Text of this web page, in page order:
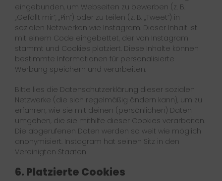
eingebunden, um Webseiten zu bewerben (z. B.
„Gefällt mir“, „Pin“) oder zu teilen (z. B. „Tweet“) in
sozialen Netzwerken wie Instagram. Dieser Inhalt ist
mit einem Code eingebettet, der von Instagram
stammt und Cookies platziert. Diese Inhalte können
bestimmte Informationen für personalisierte
Werbung speichern und verarbeiten.
Bitte lies die Datenschutzerklärung dieser sozialen
Netzwerke (die sich regelmäßig ändern kann), um zu
erfahren, wie sie mit deinen (persönlichen) Daten
umgehen, die sie mithilfe dieser Cookies verarbeiten.
Die abgerufenen Daten werden so weit wie möglich
anonymisiert. Instagram hat seinen Sitz in den
Vereinigten Staaten
6. Platzierte Cookies